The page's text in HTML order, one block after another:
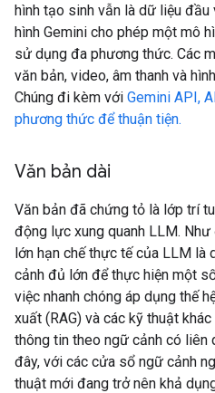
hình tạo sinh vẫn là dữ liệu đầu
hình Gemini cho phép một mô
sử dụng đa phương thức. Các
văn bản, video, âm thanh và
Chúng đi kèm với Gemini API,
phương thức để thuận tiện.
Văn bản dài
Văn bản đã chứng tỏ là lớp trí
động lực xung quanh LLM.
lớn hạn chế thực tế của LLM là
cảnh đủ lớn để thực hiện một
việc nhanh chóng áp dụng thế
xuất (RAG) và các kỹ thuật
thông tin theo ngữ cảnh có liên
đây, với các cửa sổ ngữ cảnh
thuật mới đang trở nên khả